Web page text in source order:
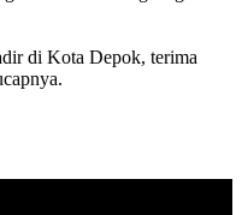
di Kota Depok, terima